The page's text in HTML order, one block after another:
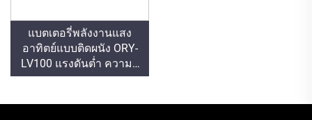
แบตเตอรี่พลังงานแสง
อาทิตย์แบบติดผนัง ORY-
LV100 แรงดันต่ำ ความจุ
5.12 กิโลวัตต์-ชั่วโมง แรง